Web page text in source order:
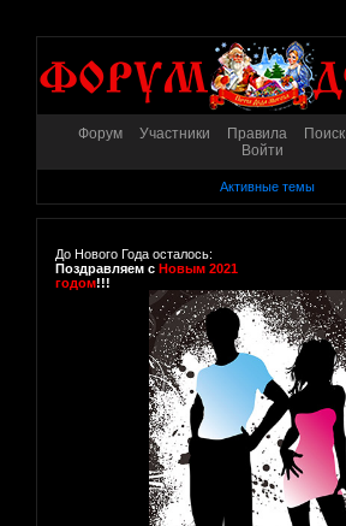
Форум Участники Правила Поиск
Войти
Активные темы
До Нового Года осталось:
Поздравляем с Новым 2021
годом!!!